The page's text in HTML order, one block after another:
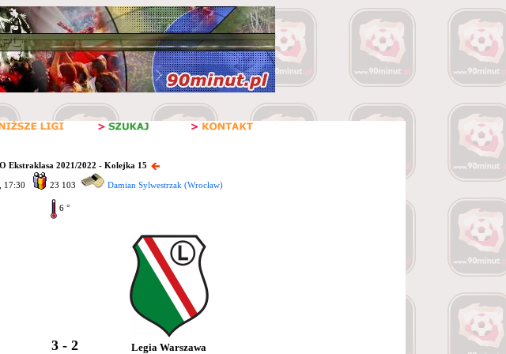
Ekstraklasa 2021/2022 - Kolejka 15
17:30 23 103 Damian Sylwestrzak (Wrocław)
6 °
3 - 2 Legia Warszawa